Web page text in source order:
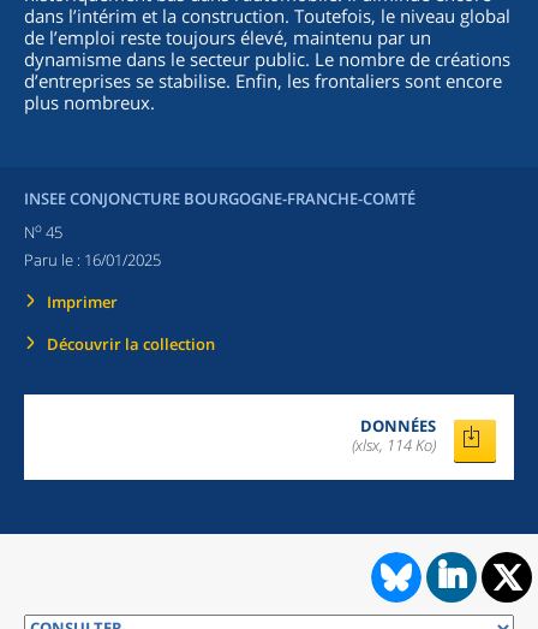
dans l’intérim et la construction. Toutefois, le niveau global
de l’emploi reste toujours élevé, maintenu par un
dynamisme dans le secteur public. Le nombre de créations
d’entreprises se stabilise. Enfin, les frontaliers sont encore
plus nombreux.
INSEE CONJONCTURE BOURGOGNE-FRANCHE-COMTÉ
No 45
Paru le : 16/01/2025
Imprimer
Découvrir la collection
DONNÉES
(xlsx, 114 Ko)